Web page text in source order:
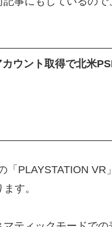
ウント取得で北米
PLAYSTATION VR
す。